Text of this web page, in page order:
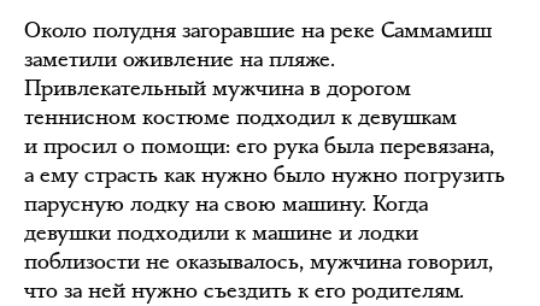
Около полудня загоравшие на реке Саммамиш
заметили оживление на пляже.
Привлекательный мужчина в дорогом
теннисном костюме подходил к девушкам
и просил о помощи: его рука была перевязана,
а ему страсть как нужно было нужно погрузить
парусную лодку на свою машину. Когда
девушки подходили к машине и лодки
поблизости не оказывалось, мужчина говорил,
что за ней нужно съездить к его родителям.